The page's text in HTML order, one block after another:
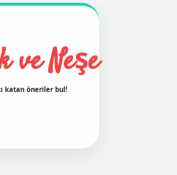
ve Neşe
katan öneriler bul!